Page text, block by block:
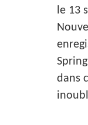
le 13
dans